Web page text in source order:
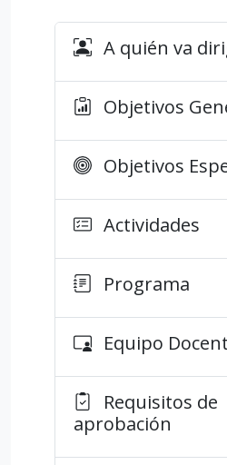
A quién va
Objetivos
Objetivos
Actividades
Programa
Equipo
aprobación